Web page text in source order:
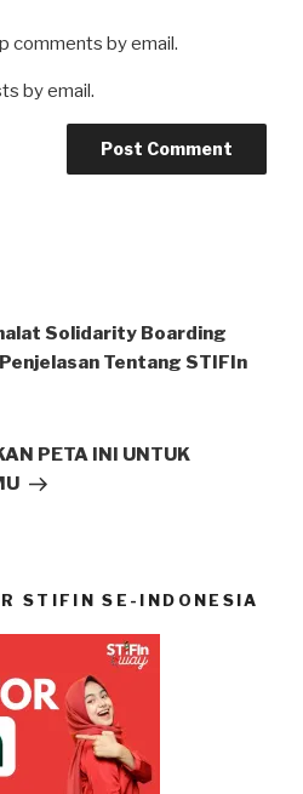
comments by email.
by email.
Solidarity Boarding
Tentang STIFIn
PETA INI UNTUK
STIFIN SE-INDONESIA